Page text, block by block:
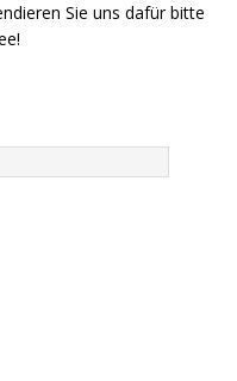
Sie uns dafür bitte